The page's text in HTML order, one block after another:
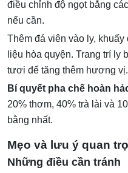
điều chỉnh độ ngọt bằng
nếu cần.
Thêm đá viên vào ly,
liệu hòa quyện. Trang trí ly
tươi để tăng thêm hương vị.
Bí quyết pha chế hoàn
20% thơm, 40% trà lài và
bằng nhất.
Mẹo và lưu ý quan
Những điều cần tránh